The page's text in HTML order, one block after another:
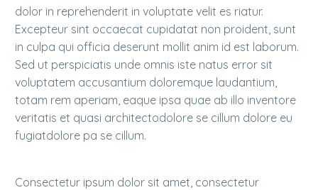
dolor in reprehenderit in voluptate velit es riatur.
Excepteur sint occaecat cupidatat non proident, sunt
in culpa qui officia deserunt mollit anim id est laborum.
Sed ut perspiciatis unde omnis iste natus error sit
voluptatem accusantium doloremque laudantium,
totam rem aperiam, eaque ipsa quae ab illo inventore
veritatis et quasi architectodolore se cillum dolore eu
fugiatdolore pa se cillum.
Consectetur ipsum dolor sit amet, consectetur